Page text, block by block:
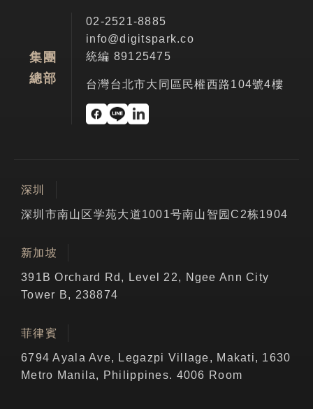
集團
總部
02-2521-8885
info@digitspark.co
統編 89125475
台灣台北市大同區民權西路104號4樓
深圳
深圳市南山区学苑大道1001号南山智园C2栋1904
新加坡
391B Orchard Rd, Level 22, Ngee Ann City
Tower B, 238874
菲律賓
6794 Ayala Ave, Legazpi Village, Makati, 1630
Metro Manila, Philippines. 4006 Room